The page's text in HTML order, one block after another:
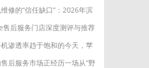
修的“信任缺口”：2026年滨
后服务门店深度测评与推荐
渗透率趋于饱和的今天，苹
后服务市场正经历一场从“野